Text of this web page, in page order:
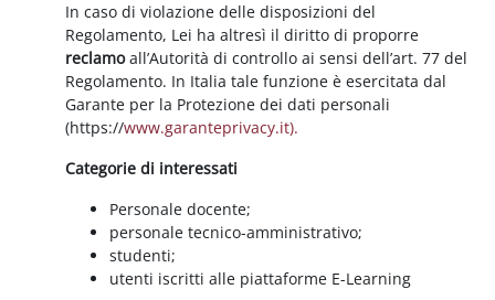
In caso di violazione delle disposizioni del
Regolamento, Lei ha altresì il diritto di proporre
reclamoall’Autorità di controllo ai sensi dell’art. 77 del
Regolamento. In Italia tale funzione è esercitata dal
Garante per la Protezione dei dati personali
(https://www.garanteprivacy.it).
Categorie di interessati
Personale docente;
personale tecnico-amministrativo;
studenti;
utenti iscritti alle piattaforme E-Learning